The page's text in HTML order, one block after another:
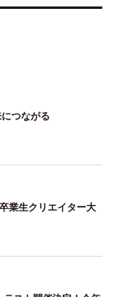
につながる
業生クリエイター大